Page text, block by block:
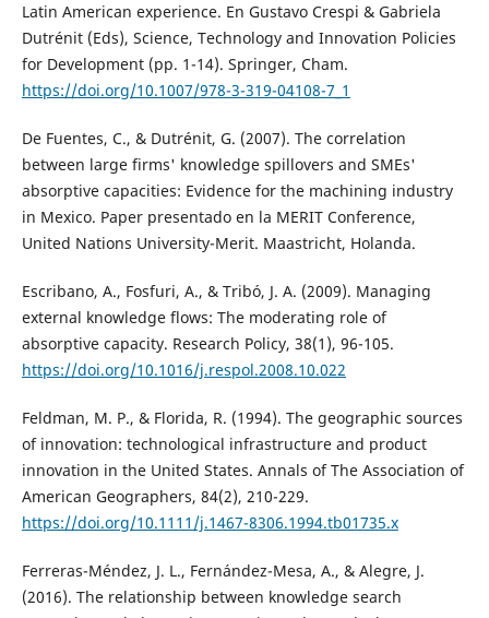
Latin American experience. En Gustavo Crespi & Gabriela
Dutrénit (Eds), Science, Technology and Innovation Policies
for Development (pp. 1-14). Springer, Cham.
https://doi.org/10.1007/978-3-319-04108-7_1
De Fuentes, C., & Dutrénit, G. (2007). The correlation
between large firms' knowledge spillovers and SMEs'
absorptive capacities: Evidence for the machining industry
in Mexico. Paper presentado en la MERIT Conference,
United Nations University-Merit. Maastricht, Holanda.
Escribano, A., Fosfuri, A., & Tribó, J. A. (2009). Managing
external knowledge flows: The moderating role of
absorptive capacity. Research Policy, 38(1), 96-105.
https://doi.org/10.1016/j.respol.2008.10.022
Feldman, M. P., & Florida, R. (1994). The geographic sources
of innovation: technological infrastructure and product
innovation in the United States. Annals of The Association of
American Geographers, 84(2), 210-229.
https://doi.org/10.1111/j.1467-8306.1994.tb01735.x
Ferreras-Méndez, J. L., Fernández-Mesa, A., & Alegre, J.
(2016). The relationship between knowledge search